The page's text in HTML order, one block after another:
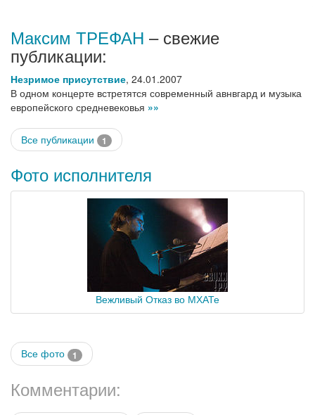
Максим ТРЕФАН – свежие
публикации:
Незримое присутствие, 24.01.2007
В одном концерте встретятся современный авнвгард и музыка
европейского средневековья »»
Все публикации 1
Фото исполнителя
Вежливый Отказ во МХАТе
Все фото 1
Комментарии: